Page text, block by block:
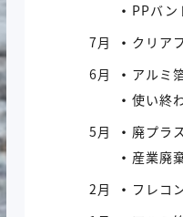
PPバンドの処分
7月
クリアファ
6月
アルミ箔のリサイクルを
使い終わったフレコ
5月
廃プラスチックを
産業廃棄物
2月
フレコンバ